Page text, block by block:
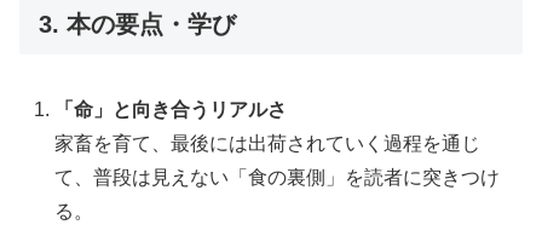
3. 本の要点・学び
「命」と向き合うリアルさ
家畜を育て、最後には出荷されていく過程を通じ
て、普段は見えない「食の裏側」を読者に突きつけ
る。